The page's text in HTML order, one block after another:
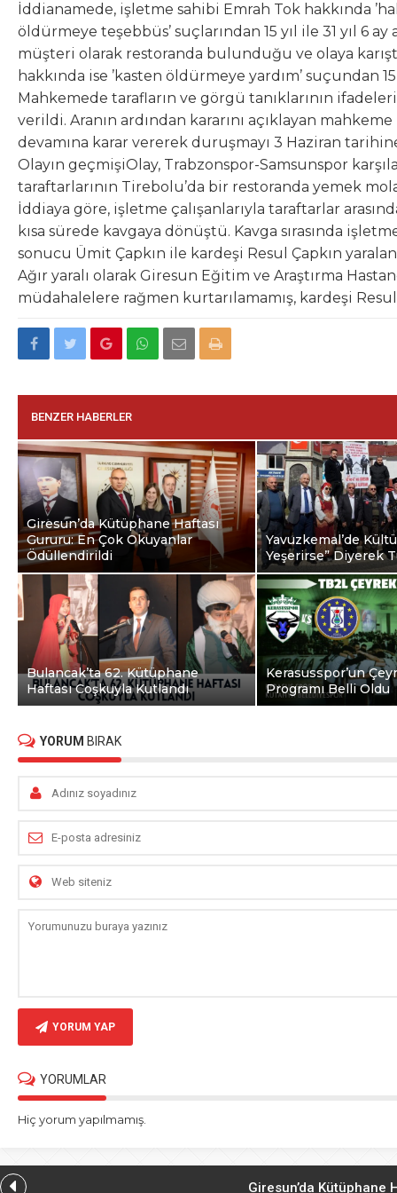
İddianamede, işletme sahibi Emrah Tok hakkında
öldürmeye teşebbüs’ suçlarından 15 yıl ile 31 yıl 6
müşteri olarak restoranda bulunduğu ve olaya
hakkında ise ’kasten öldürmeye yardım’ suçundan
Mahkemede tarafların ve görgü tanıklarının
verildi. Aranın ardından kararını açıklayan
devamına karar vererek duruşmayı 3 Haziran
Olayın geçmişiOlay, Trabzonspor-Samsunspor
taraftarlarının Tirebolu’da bir restoranda yemek
İddiaya göre, işletme çalışanlarıyla taraftarlar
kısa sürede kavgaya dönüştü. Kavga sırasında
sonucu Ümit Çapkın ile kardeşi Resul Çapkın
Ağır yaralı olarak Giresun Eğitim ve Araştırma
müdahalelere rağmen kurtarılamamış, kardeşi Resul
BENZER HABERLER
Giresun’da Kütüphane Haftası
Gururu: En Çok Okuyanlar
Ödüllendirildi
Yavuzkemal’de
Yeşerirse” Diyerek
Bulancak’ta 62. Kütüphane
Haftası Coşkuyla Kutlandı
Kerasusspor’un
Programı Belli Oldu
YORUM BIRAK
YORUM YAP
YORUMLAR
Hiç yorum yapılmamış.
Giresun’da Kütüphane